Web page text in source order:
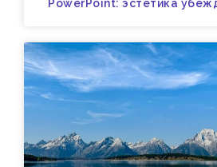
PowerPoint: эстетика